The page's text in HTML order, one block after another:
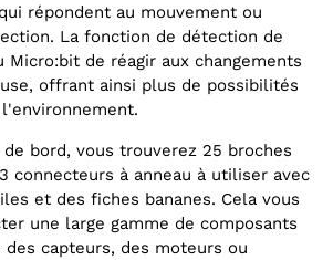
répondent au mouvement ou
La fonction de détection de
Micro:bit de réagir aux changements
offrant ainsi plus de possibilités
bord, vous trouverez 25 broches
connecteurs à anneau à utiliser avec
et des fiches bananes. Cela vous
une large gamme de composants
capteurs, des moteurs ou